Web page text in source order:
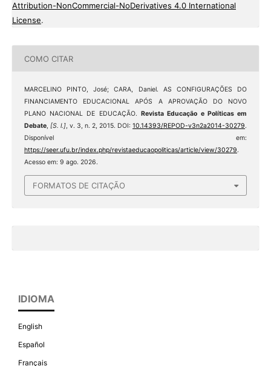
Attribution-NonCommercial-NoDerivatives 4.0 International
License.
COMO CITAR
MARCELINO PINTO, José; CARA, Daniel. AS CONFIGURAÇÕES DO
FINANCIAMENTO EDUCACIONAL APÓS A APROVAÇÃO DO NOVO
PLANO NACIONAL DE EDUCAÇÃO. Revista Educação e Políticas em
Debate, [S. l.], v. 3, n. 2, 2015. DOI:10.14393/REPOD-v3n2a2014-30279.
Disponível em:
https://seer.ufu.br/index.php/revistaeducaopoliticas/article/view/30279.
Acesso em: 9 ago. 2026.
FORMATOS DE CITAÇÃO
IDIOMA
English
Español
Français